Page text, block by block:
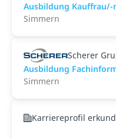
Ausbildung
Simmern
Scherer
Ausbildung
Simmern
Karriereprofil